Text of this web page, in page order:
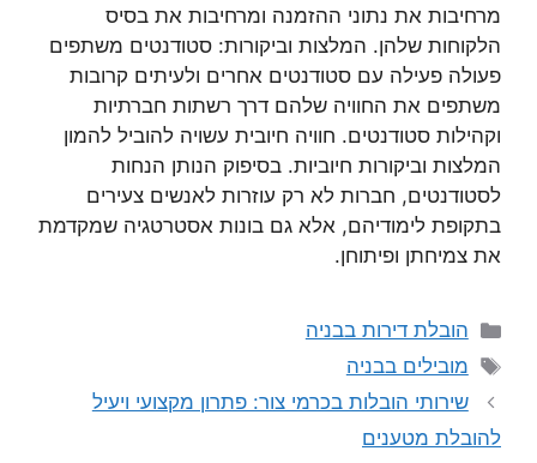
מרחיבות את נתוני ההזמנה ומרחיבות את בסיס
הלקוחות שלהן. המלצות וביקורות: סטודנטים משתפים
פעולה פעילה עם סטודנטים אחרים ולעיתים קרובות
משתפים את החוויה שלהם דרך רשתות חברתיות
וקהילות סטודנטים. חוויה חיובית עשויה להוביל להמון
המלצות וביקורות חיוביות. בסיפוק הנותן הנחות
לסטודנטים, חברות לא רק עוזרות לאנשים צעירים
בתקופת לימודיהם, אלא גם בונות אסטרטגיה שמקדמת
את צמיחתן ופיתוחן.
קטגוריות
הובלת דירות בבניה
תגיות
מובילים בבניה
שירותי הובלות בכרמי צור: פתרון מקצועי ויעיל
להובלת מטענים